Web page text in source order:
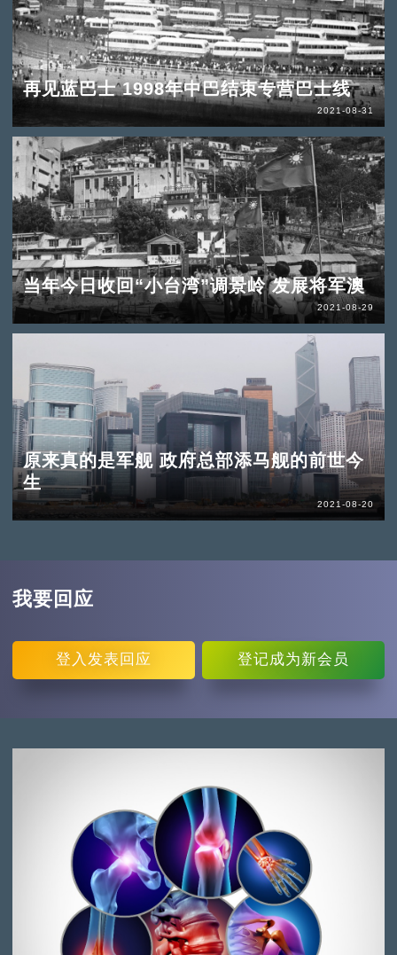
再见蓝巴士 1998年中巴结束专营巴士线
2021-08-31
当年今日收回“小台湾”调景岭 发展将军澳
2021-08-29
原来真的是军舰 政府总部添马舰的前世今
生
2021-08-20
我要回应
登入 发表回应 登记成为新会员